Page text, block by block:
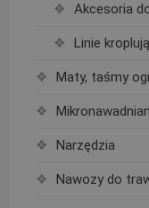
Akcesoria
Linie
Maty, taśmy
Narzędzia
Nawozy do